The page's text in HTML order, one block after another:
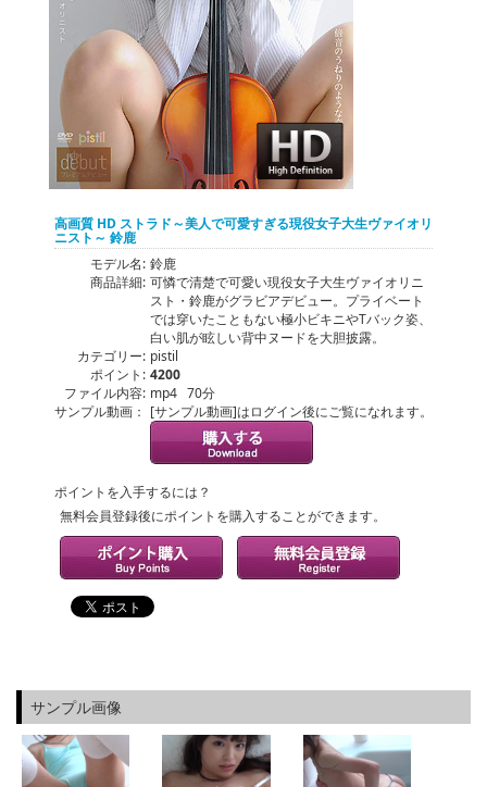
高画質 HD ストラド～美人で可愛すぎる現役女子大生ヴァイオリ
ニスト～ 鈴鹿
モデル名: 鈴鹿
商品詳細: 可憐で清楚で可愛い現役女子大生ヴァイオリニ
スト・鈴鹿がグラビアデビュー。プライベート
では穿いたこともない極小ビキニやTバック姿、
白い肌が眩しい背中ヌードを大胆披露。
カテゴリー: pistil
ポイント: 4200
ファイル内容: mp4 70分
サンプル動画： [サンプル動画]はログイン後にご覧になれます。
ポイントを入手するには？
無料会員登録後にポイントを購入することができます。
サンプル画像